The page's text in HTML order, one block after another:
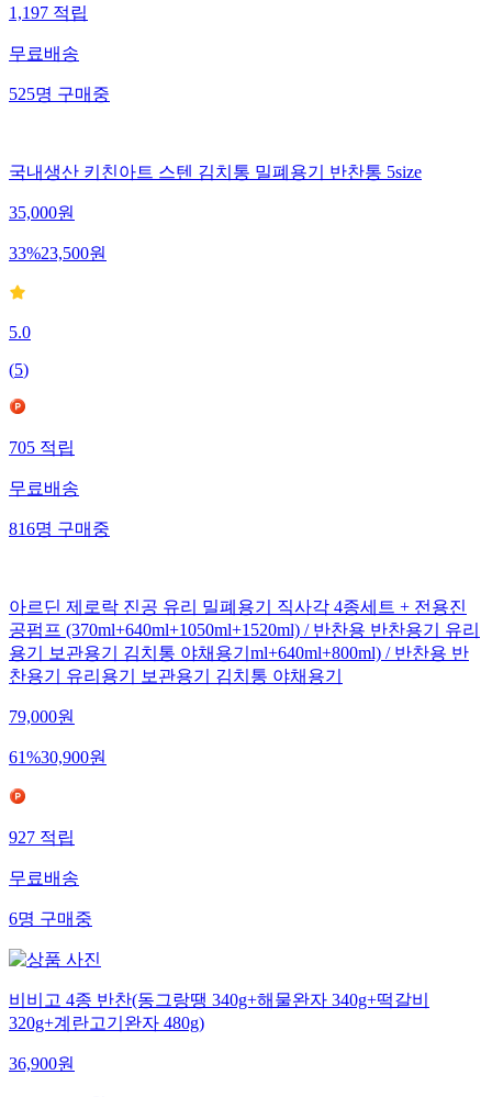
1,197 적립
무료배송
525명 구매중
국내생산 키친아트 스텐 김치통 밀폐용기 반찬통 5size
35,000원
33%23,500원
5.0
(5)
705 적립
무료배송
816명 구매중
아르딘 제로락 진공 유리 밀폐용기 직사각 4종세트 + 전용진
공펌프 (370ml+640ml+1050ml+1520ml) / 반찬용 반찬용기 유리
용기 보관용기 김치통 야채용기ml+640ml+800ml) / 반찬용 반
찬용기 유리용기 보관용기 김치통 야채용기
79,000원
61%30,900원
927적립
무료배송
6명구매중
비비고 4종 반찬(동그랑땡 340g+해물완자 340g+떡갈비
320g+계란고기완자 480g)
36,900원